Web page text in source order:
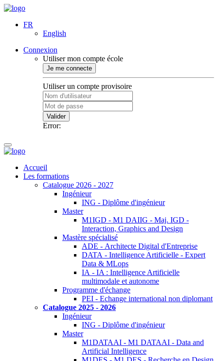
FR
English
Connexion
Utiliser mon compte école
Je me connecte
Utiliser un compte provisoire
Valider
Error:
Accueil
Les formations
Catalogue 2026 - 2027
Ingénieur
ING - Diplôme d'ingénieur
Master
M1IGD - M1 DAIIG - Maj. IGD -
Interaction, Graphics and Design
Mastère spécialisé
ADE - Architecte Digital d'Entreprise
DATA - Intelligence Artificielle - Expert
Data & MLops
IA - IA : Intelligence Artificielle
multimodale et autonome
Programme d'échange
PEI - Echange international non diplomant
Catalogue 2025 - 2026
Ingénieur
ING - Diplôme d'ingénieur
Master
M1DATAAI - M1 DATAAI - Data and
Artificial Intelligence